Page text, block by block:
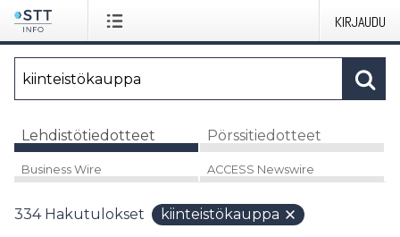
KIRJAUDU
Lehdistötiedotteet Pörssitiedotteet
Business Wire ACCESS Newswire
334 Hakutulokset kiinteistökauppa